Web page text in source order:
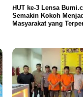
HUT ke-3 Lensa
Semakin Kokoh
Masyarakat yang